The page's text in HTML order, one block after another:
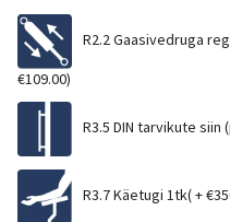
R2.2 Gaasivedruga
€109.00)
R3.5 DIN tarvikute siin
R3.7 Käetugi 1tk( +€